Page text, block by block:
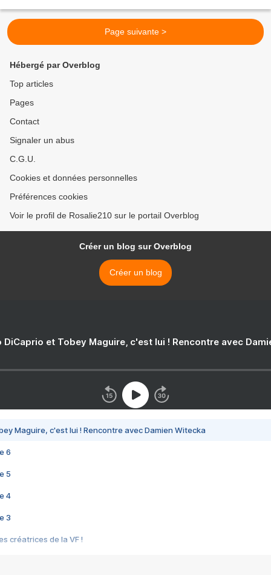
Page suivante >
Hébergé par Overblog
Top articles
Pages
Contact
Signaler un abus
C.G.U.
Cookies et données personnelles
Préférences cookies
Voir le profil de Rosalie210 sur le portail Overblog
Créer un blog sur Overblog
Créer un blog
DiCaprio et Tobey Maguire, c'est lui ! Rencontre avec
Maguire, c'est lui ! Rencontre avec Damien Witecka
6
5
4
3
créatrices de la VF !